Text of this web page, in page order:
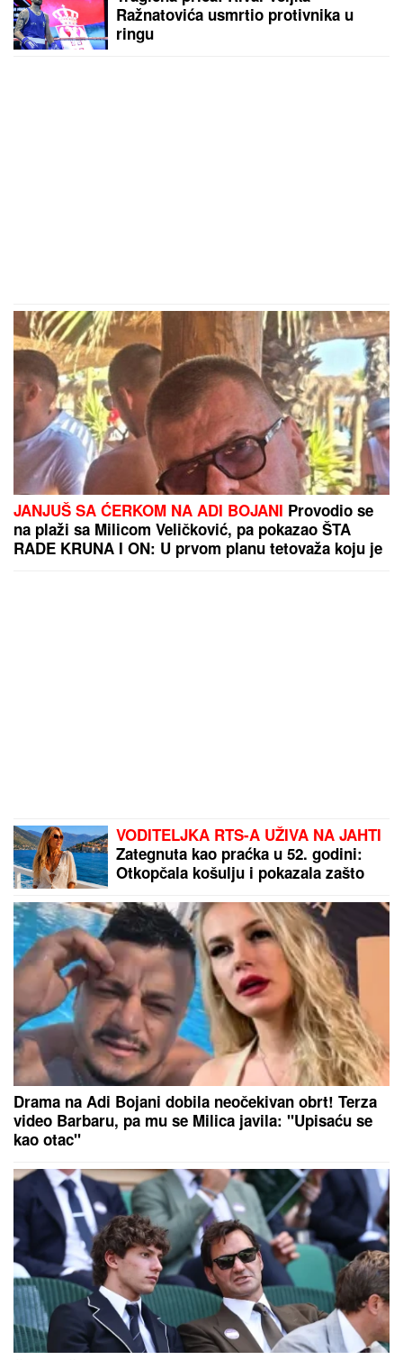
Ražnatovića usmrtio protivnika u
ringu
JANJUŠ SA ĆERKOM NA ADI BOJANI Provodio se
na plaži sa Milicom Veličković, pa pokazao ŠTA
RADE KRUNA I ON: U prvom planu tetovaža koju je
VODITELJKA RTS-A UŽIVA NA JAHTI
Zategnuta kao praćka u 52. godini:
Otkopčala košulju i pokazala zašto
Drama na Adi Bojani dobila neočekivan obrt! Terza
video Barbaru, pa mu se Milica javila: "Upisaću se
kao otac"